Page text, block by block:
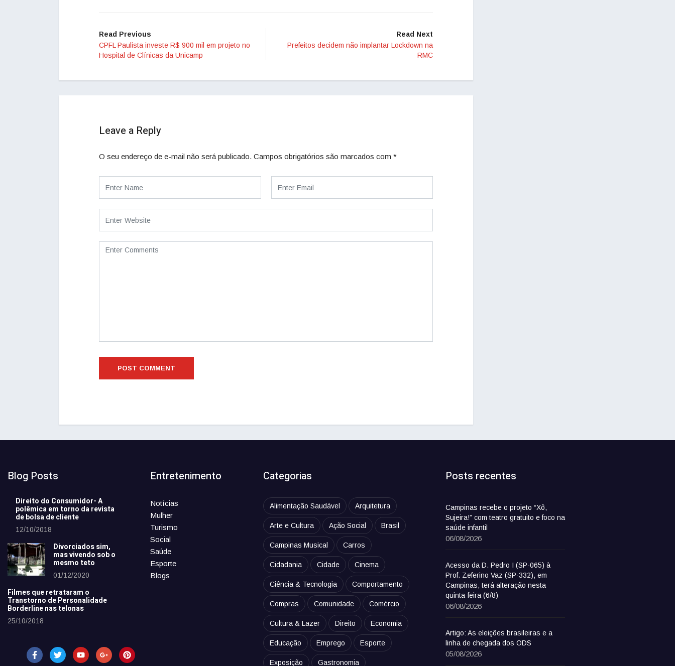
Read Previous
CPFL Paulista investe R$ 900 mil em projeto no
Hospital de Clínicas da Unicamp
Read Next
Prefeitos decidem não implantar Lockdown na
RMC
Leave a Reply
O seu endereço de e-mail não será publicado. Campos obrigatórios são marcados com *
Blog Posts
Direito do Consumidor- A
polêmica em torno da revista
de bolsa de cliente
12/10/2018
Divorciados sim,
mas vivendo sob o
mesmo teto
01/12/2020
Filmes que retrataram o
Transtorno de Personalidade
Borderline nas telonas
25/10/2018
Entretenimento
Notícias
Mulher
Turismo
Social
Saúde
Esporte
Blogs
Categorias
Alimentação Saudável Arquitetura
Arte e Cultura Ação Social Brasil
Campinas Musical Carros
Cidadania Cidade Cinema
Ciência & Tecnologia Comportamento
Compras Comunidade Comércio
Cultura & Lazer Direito Economia
Educação Emprego Esporte
Exposição Gastronomia
Posts recentes
Campinas recebe o projeto “Xô,
Sujeira!” com teatro gratuito e foco na
saúde infantil
06/08/2026
Acesso da D. Pedro I (SP-065) à
Prof. Zeferino Vaz (SP-332), em
Campinas, terá alteração nesta
quinta-feira (6/8)
06/08/2026
Artigo: As eleições brasileiras e a
linha de chegada dos ODS
05/08/2026